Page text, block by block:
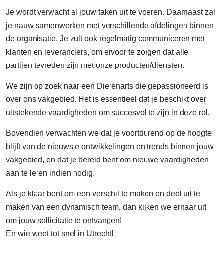
Je wordt verwacht al jouw taken uit te voeren. Daarnaast zal
je nauw samenwerken met verschillende afdelingen binnen
de organisatie. Je zult ook regelmatig communiceren met
klanten en leveranciers, om ervoor te zorgen dat alle
partijen tevreden zijn met onze producten/diensten.
We zijn op zoek naar een Dierenarts die gepassioneerd is
over ons vakgebied. Het is essentieel dat je beschikt over
uitstekende vaardigheden om succesvol te zijn in deze rol.
Bovendien verwachten we dat je voortdurend op de hoogte
blijft van de nieuwste ontwikkelingen en trends binnen jouw
vakgebied, en dat je bereid bent om nieuwe vaardigheden
aan te leren indien nodig.
Als je klaar bent om een verschil te maken en deel uit te
maken van een dynamisch team, dan kijken we ernaar uit
om jouw sollicitatie te ontvangen!
En wie weet tot snel in Utrecht!